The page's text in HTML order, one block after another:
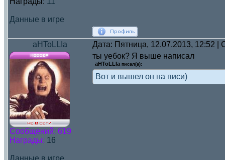
Данные в игре
aHToLLIa Дата: Пятница, 12.07.2013, 12:52
Сообщений: 619
Награды: 16
Данные в игре
ты уебок? Я выше написал
aHToLLIa писал(а):
Вот и вышел он на писи)